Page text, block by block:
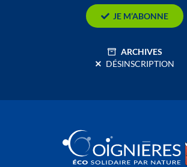
JE M’ABONNE
ARCHIVES
DÉSINSCRIPTION